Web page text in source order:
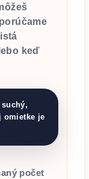
keď
omietke je
počet